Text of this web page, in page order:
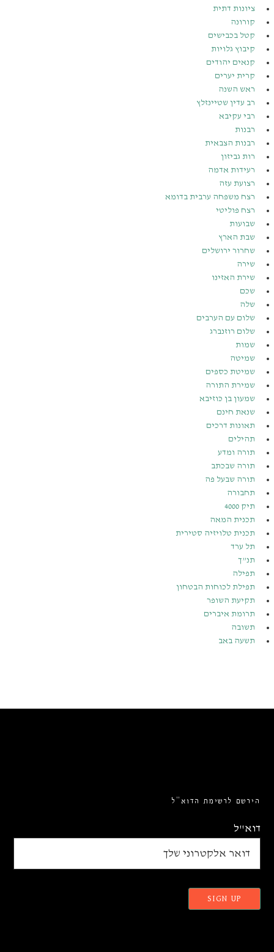
ציונות דתית
קורונה
קטל בכבישים
קיבוץ גלויות
קנאים יהודים
קרית יערים
ראש השנה
רב עדין שטיינזלץ
רבי עקיבא
רבנות
רבנות הצבאית
רות גביזון
רעידות אדמה
רצועת עזה
רצח משפחה ערבית בדומא
רצח פוליטי
שבועות
שבת הארץ
שחרור ירושלים
שירה
שירת האזינו
שכם
שלה
שלום עם הערבים
שלום רוזנברג
שמות
שמיטה
שמיטת כספים
שמירת התורה
שמעון בן כּוזיבא
שנאת חינם
תאונות דרכים
תהילים
תורה ומדע
תורה שבכתב
תורה שבעל פה
תחבורה
תיק 4000
תכנית המאה
תכנית טלויזיה סטירית
תל ערד
תנ”ך
תפילה
תפילת לכוחות הבטחון
תקיעת השופר
תרומת איברים
תשובה
תשעה באב
הירשם לרשימת הדוא”ל
דוא"ל